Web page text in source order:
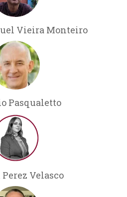
Vieira Monteiro
Pasqualetto
Velasco